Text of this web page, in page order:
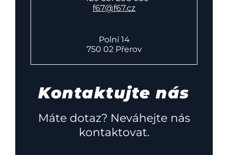
f67@f67.cz
Polní 14
750 02 Přerov
Kontaktujte nás
Máte dotaz? Neváhejte nás
kontaktovat.